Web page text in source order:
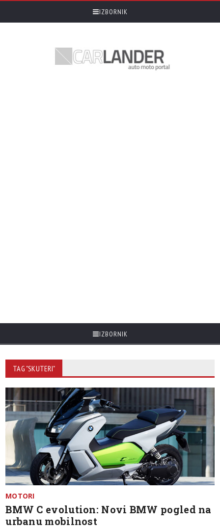
IZBORNIK
IZBORNIK
TAG "SKUTERI"
MOTORI
BMW C evolution: Novi BMW pogled na
urbanu mobilnost